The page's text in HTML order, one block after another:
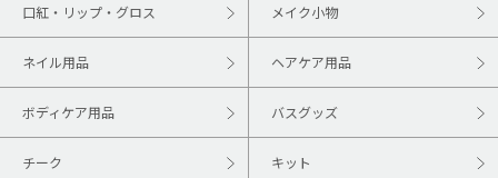
口紅・リップ・グロス メイク小物
ネイル用品 ヘアケア用品
ボディケア用品 バスグッズ
チーク キット